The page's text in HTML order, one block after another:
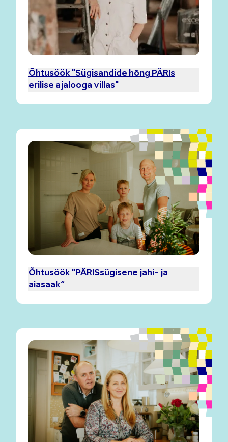
Õhtusöök "Sügisandide hõng PÄRIs
erilise ajalooga villas"
Õhtusöök "PÄRISsügisene jahi- ja
aiasaak“